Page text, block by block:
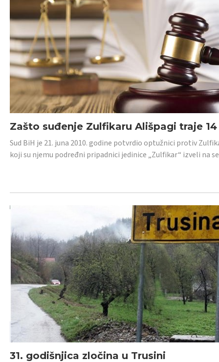
Zašto suđenje Zulfikaru Ališpagi traje
Sud BiH je 21. juna 2010. godine potvrdio optužnici protiv
koji su njemu podređni pripadnici jedinice „Zulfikar“ izveli na
31. godišnjica zločina u Trusini